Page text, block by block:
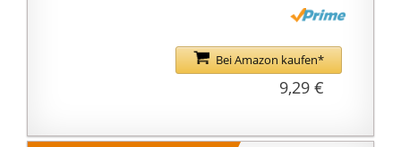
35e0273b264a0ed6f0bf
ce0906f49a8c991e9e48
b5d29683} im Vergleich
Heftgeräten
Bei Amazon kaufen*
9,29 €